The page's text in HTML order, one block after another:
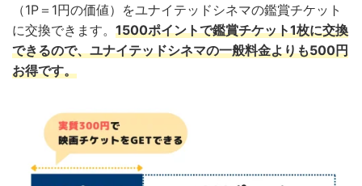
（1P＝1円の価値）をユナイテッドシネマの鑑賞チケット
に交換できます。 1500ポイントで鑑賞チケット1枚に交換
できるので、ユナイテッドシネマの一般料金よりも500円
お得です。